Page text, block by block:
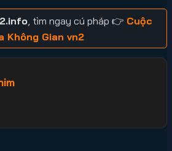
, tìm ngay cú pháp 👉 Cuộc
Không Gian vn2